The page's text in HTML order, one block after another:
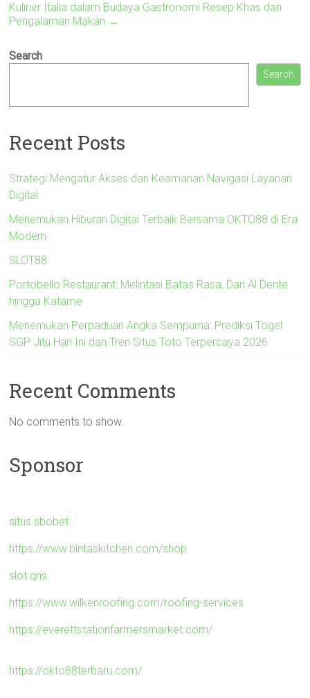
Kuliner Italia dalam Budaya Gastronomi Resep Khas dan
Pengalaman Makan →
Search
Search
Recent Posts
Strategi Mengatur Akses dan Keamanan Navigasi Layanan
Digital
Menemukan Hiburan Digital Terbaik Bersama OKTO88 di Era
Modern
SLOT88
Portobello Restaurant: Melintasi Batas Rasa, Dari Al Dente
hingga Katame
Menemukan Perpaduan Angka Sempurna: Prediksi Togel
SGP Jitu Hari Ini dan Tren Situs Toto Terpercaya 2026
Recent Comments
No comments to show.
Sponsor
situs sbobet
https://www.bintaskitchen.com/shop
slot qris
https://www.wilkenroofing.com/roofing-services
https://everettstationfarmersmarket.com/
https://okto88terbaru.com/